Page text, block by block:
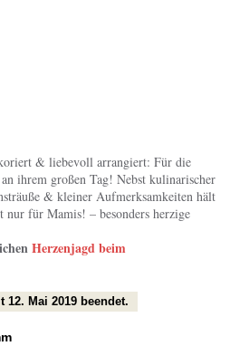
& liebevoll arrangiert: Für die
ihrem großen Tag! Nebst kulinarischer
& kleiner Aufmerksamkeiten hält
nur für Mamis! – besonders herzige
Herzenjagd beim
12. Mai 2019 beendet.